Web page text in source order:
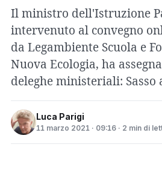
Il ministro dell'Istruzione
intervenuto al convegno
da Legambiente Scuola e
Nuova Ecologia, ha
deleghe ministeriali: Sasso
Luca Parigi
11 marzo 2021 · 09:16 · 2 min di